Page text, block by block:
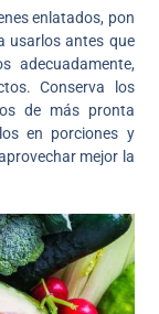
enlatados, pon
usarlos antes que
adecuadamente,
Conserva los
de más pronta
en porciones y
mejor la